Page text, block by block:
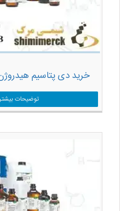
خرید دی پتاسیم هیدروژن
توضیحات